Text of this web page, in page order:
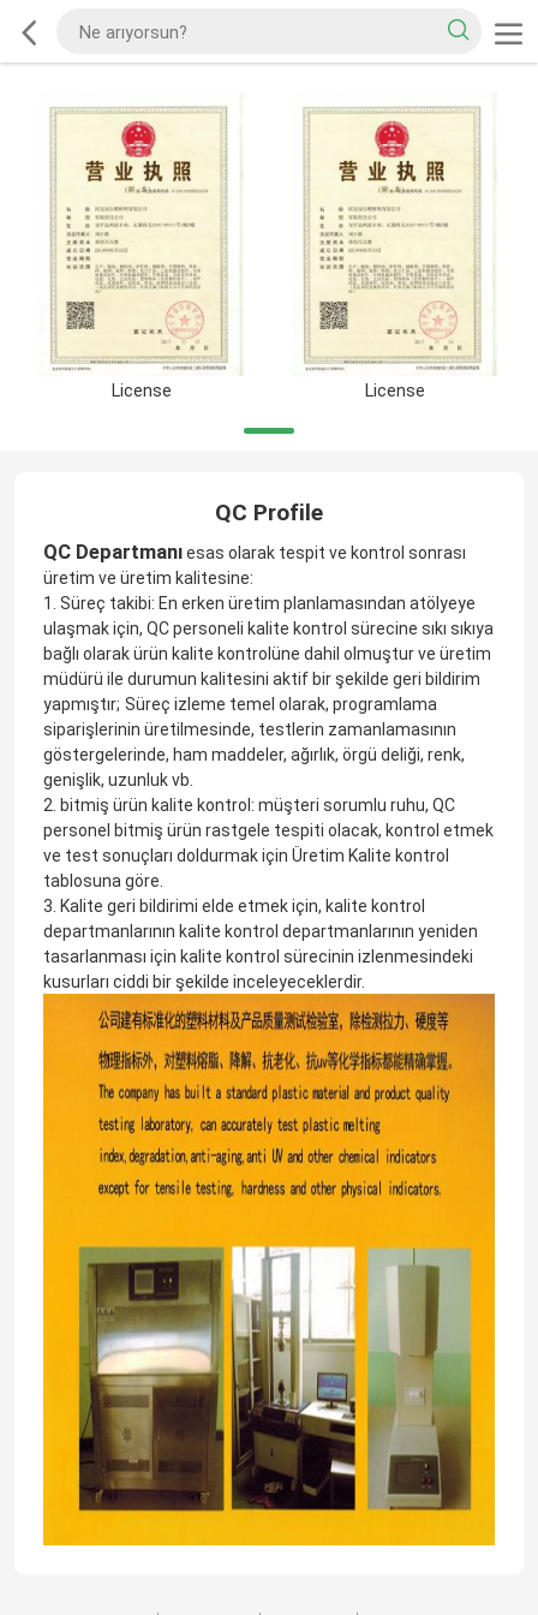
License License
QC Profile
QC Departmanıesas olarak tespit ve kontrol sonrası
üretim ve üretim kalitesine:
1. Süreç takibi: En erken üretim planlamasından atölyeye
ulaşmak için, QC personeli kalite kontrol sürecine sıkı sıkıya
bağlı olarak ürün kalite kontrolüne dahil olmuştur ve üretim
müdürü ile durumun kalitesini aktif bir şekilde geri bildirim
yapmıştır; Süreç izleme temel olarak, programlama
siparişlerinin üretilmesinde, testlerin zamanlamasının
göstergelerinde, ham maddeler, ağırlık, örgü deliği, renk,
genişlik, uzunluk vb.
2. bitmiş ürün kalite kontrol: müşteri sorumlu ruhu, QC
personel bitmiş ürün rastgele tespiti olacak, kontrol etmek
ve test sonuçları doldurmak için Üretim Kalite kontrol
tablosuna göre.
3. Kalite geri bildirimi elde etmek için, kalite kontrol
departmanlarının kalite kontrol departmanlarının yeniden
tasarlanması için kalite kontrol sürecinin izlenmesindeki
kusurları ciddi bir şekilde inceleyeceklerdir.